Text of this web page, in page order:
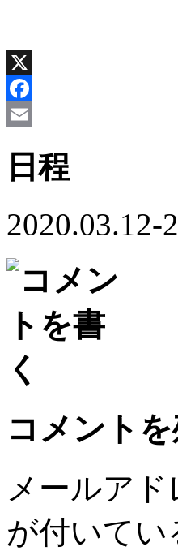
X
Facebook
日程
2020.03.12-
コメント
メールア
が付いてい